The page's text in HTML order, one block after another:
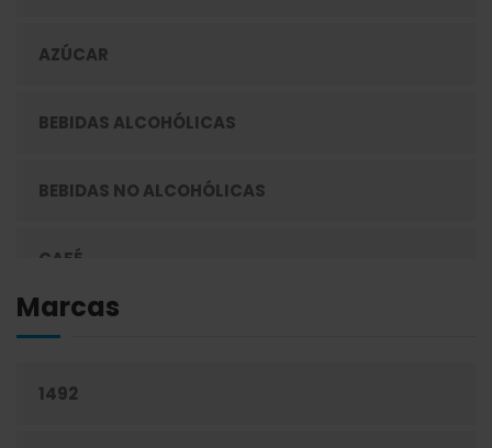
AZÚCAR
BEBIDAS ALCOHÓLICAS
BEBIDAS NO ALCOHÓLICAS
CAFÉ
CIGARRILLOS
Marcas
1492